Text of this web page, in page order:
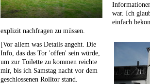
war. Ich
einfach
explizit nachfragen zu müssen.
[Vor allem was Details angeht. Die
Info, das das Tor 'offen' sein würde,
um zur Toilette zu kommen reichte
mir, bis ich Samstag nacht vor dem
geschlossenen Rolltor stand.